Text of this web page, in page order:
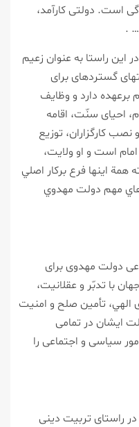
است. دولتى كارآمد،
.
اين راستا به عنوان زعيم
گسترده‏اى براى
برعهده دارد و وظايف
احياى سنّت، اقامه
كارگزاران، توزيع
است و او ولايت،
همة اينها فرع بركار اصلي
مهم دولت مهدوي
دولت مهدوى براى
با تدبّر و عقلانيت،
الهي، تأمين صلح و امنيت
ايشان در تمامى
سياسى و اجتماعى را
راستاى تربيت دينى